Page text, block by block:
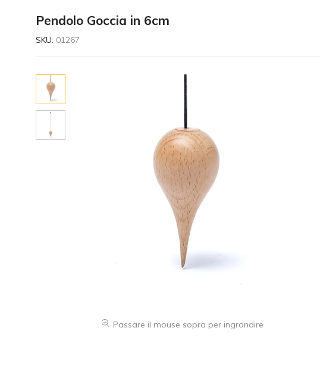
Pendolo Goccia in 6cm
SKU: 01267
Passare il mouse sopra per ingrandire